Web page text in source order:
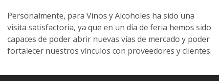
Personalmente, para Vinos y Alcoholes ha sido una
visita satisfactoria, ya que en un día de feria hemos sido
capaces de poder abrir nuevas vías de mercado y poder
fortalecer nuestros vínculos con proveedores y clientes.